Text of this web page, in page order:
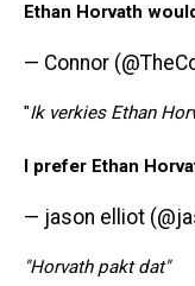
Ethan Horvath
— Connor
"Ik verkies Ethan
I prefer Ethan
— jason elliot
"Horvath pakt dat"